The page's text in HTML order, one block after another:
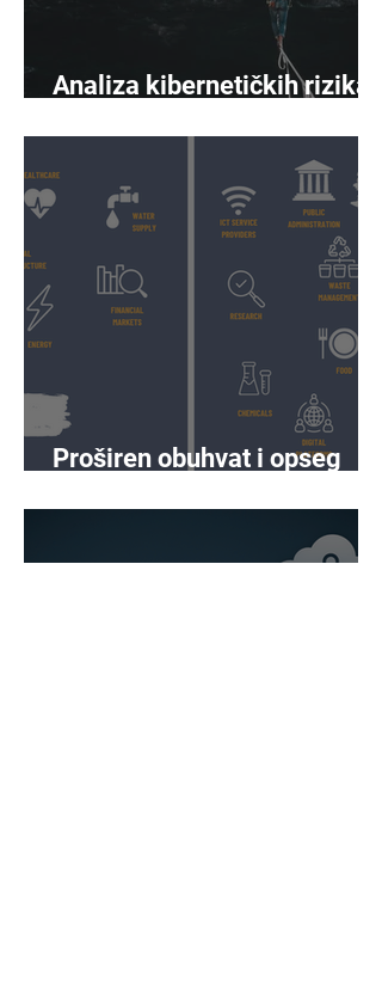
Analiza kibernetičkih rizika
Proširen obuhvat i opseg